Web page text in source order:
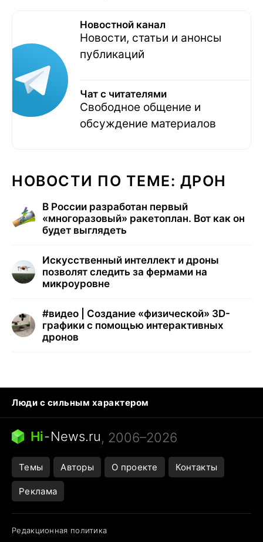
Новостной канал
Новости, статьи и анонсы
публикаций
Чат с читателями
Свободное общение и
обсуждение материалов
НОВОСТИ ПО ТЕМЕ: ДРОН
В России разработан первый
«многоразовый» ракетоплан. Вот как он
будет выглядеть
Искусственный интеллект и дроны
позволят следить за фермами на
микроуровне
#видео | Создание «физической» 3D-
графики с помощью интерактивных
дронов
Люди с сильным характером
Кошка писает на кровать
Тунцы в океанариуме
Ядовитые пауки России
Города в ядерной войне
Hi-News.ru, 2006–2026
Темы Авторы О проекте Контакты
Реклама
Редакционная политика